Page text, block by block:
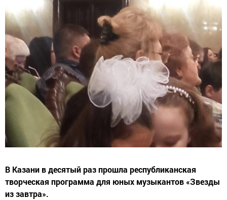
В Казани в десятый раз прошла республиканская
творческая программа для юных музыкантов «Звезды
из завтра».